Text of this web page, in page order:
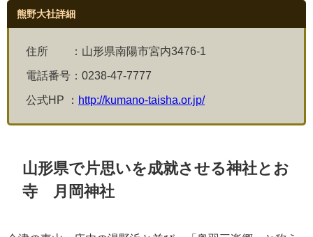
熊野大社詳細
住所 ：山形県南陽市宮内3476-1
電話番号： 0238-47-7777
公式HP ： http://kumano-taisha.or.jp/
山形県で片思いを成就させる神社とお
寺 月岡神社